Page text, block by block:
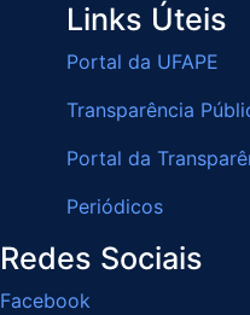
Links Úteis
Portal da UFAPE
Transparência
Portal da
Periódicos
Redes Sociais
Facebook